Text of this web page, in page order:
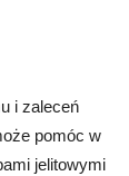
i zaleceń
pomóc w
jelitowymi